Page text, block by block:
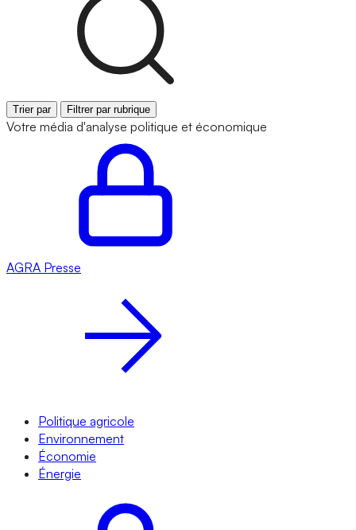
Trier par Filtrer par rubrique
Votre média d'analyse politique et économique
AGRA Presse
Politique agricole
Environnement
Économie
Énergie